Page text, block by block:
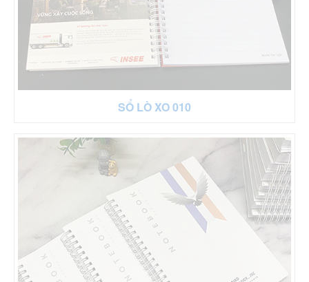
SỔ LÒ XO 010